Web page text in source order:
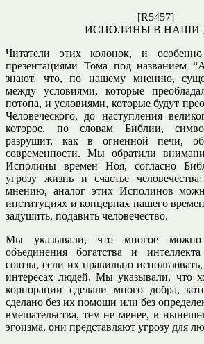
[R5457]
ИСПОЛИНЫ В НАШИ
Читатели этих колонок, и
презентациями Тома под названием
знают, что, по нашему мнению,
между условиями, которые
потопа, и условиями, которые будут
Человеческого, до наступления
которое, по словам Библии,
разрушит, как в огненной печи,
современности. Мы обратили
Исполины времен Ноя, согласно
угрозу жизнь и счастье
мнению, аналог этих Исполинов
институциях и концернах нашего
задушить, подавить человечество.
Мы указывали, что многое можно
объединения богатства и
союзы, если их правильно
интересах людей. Мы указывали, что
корпорации сделали много добра,
сделано без их помощи или без
вмешательства, тем не менее, в
эгоизма, они представляют угрозу для